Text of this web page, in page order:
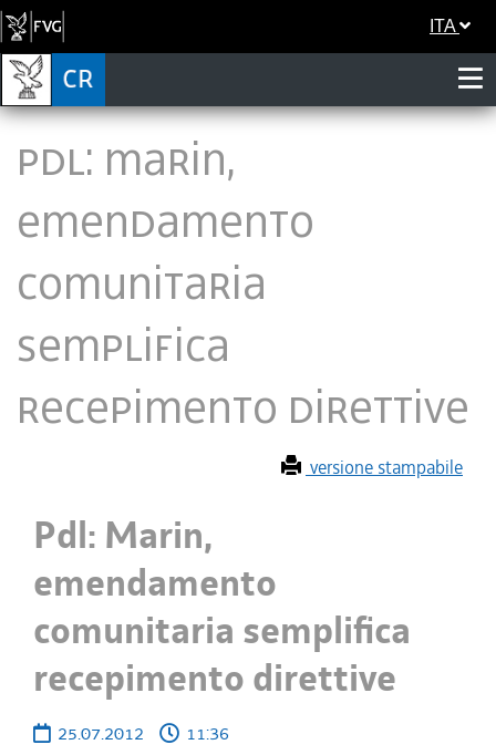
ITA
Pdl: Marin,
emendamento
comunitaria
semplifica
recepimento direttive
versione stampabile
Pdl: Marin,
emendamento
comunitaria semplifica
recepimento direttive
25.07.2012
11:36